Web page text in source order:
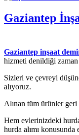
Gaziantep
Gaziantep inşaat
hizmeti denildiği
Sizleri ve çevreyi
alıyoruz.
Alınan tüm ürünler
Hem evlerinizdeki
hurda alımı